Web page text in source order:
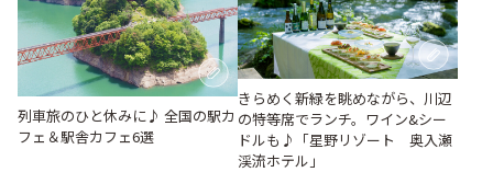
列車旅のひと休みに♪ 全国の駅カ
フェ＆駅舎カフェ6選
きらめく新緑を眺めながら、川辺
の特等席でランチ。ワイン&シー
ドルも♪「星野リゾート 奥⼊瀬
渓流ホテル」